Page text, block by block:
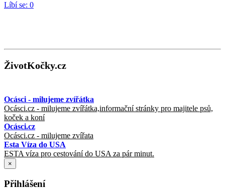
Líbí se: 0
ŽivotKočky.cz
Ocásci - milujeme zvířátka
Ocásci.cz - milujeme zvířátka,informační stránky pro majitele psů,
koček a koní
Ocásci.cz
Ocásci.cz - milujeme zvířata
Esta Víza do USA
ESTA víza pro cestování do USA za pár minut.
×
Přihlášení